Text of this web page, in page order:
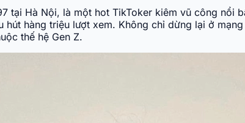
tại Hà Nội, là một hot TikToker kiêm vũ công
hàng triệu lượt xem. Không chỉ dừng lại ở
thế hệ Gen Z.